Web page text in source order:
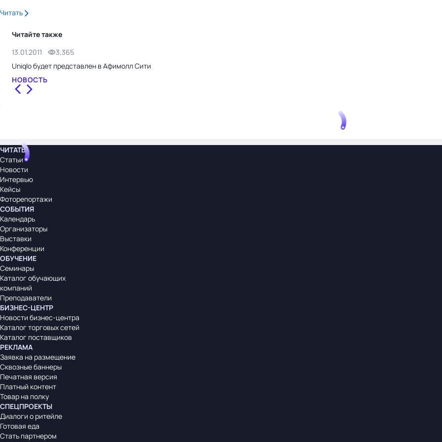
Читать
Читайте также
13.01.2011
3,365
Uniqlo будет представлен в Афимолл Сити
НОВОСТЬ
ЧИТАТЬ
Статьи
Новости
Интервью
Кейсы
Фоторепортажи
СОБЫТИЯ
Календарь
Организаторы
Выставки
Конференции
ОБУЧЕНИЕ
Семинары
Каталог обучающих
компаний
Преподаватели
БИЗНЕС-ЦЕНТР
Новости бизнес-центра
Каталог торговых сетей
Каталог поставщиков
РЕКЛАМА
Заявка на размещение
Сквозные баннеры
Печатная версия
Платный контент
Товар на полку
СПЕЦПРОЕКТЫ
Диалоги о ритейле
Готовая еда
Стать партнером